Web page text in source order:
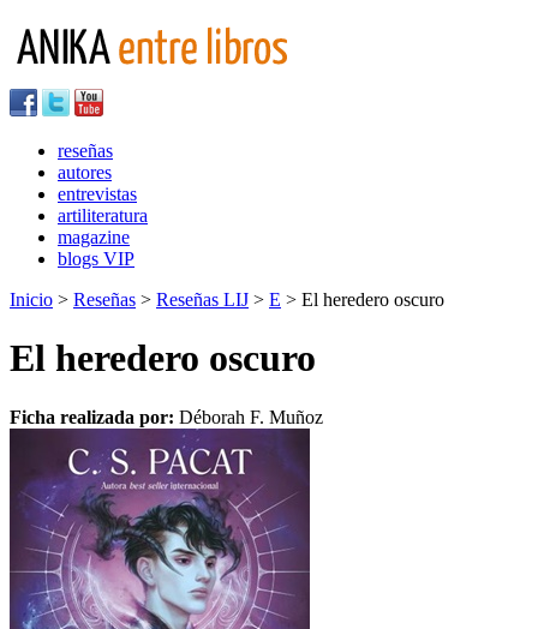
reseñas
autores
entrevistas
artiliteratura
magazine
blogs VIP
Inicio > Reseñas > Reseñas LIJ > E > El heredero oscuro
El heredero oscuro
Ficha realizada por: Déborah F. Muñoz